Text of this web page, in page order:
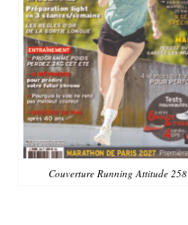
Couverture Running Attitude 258